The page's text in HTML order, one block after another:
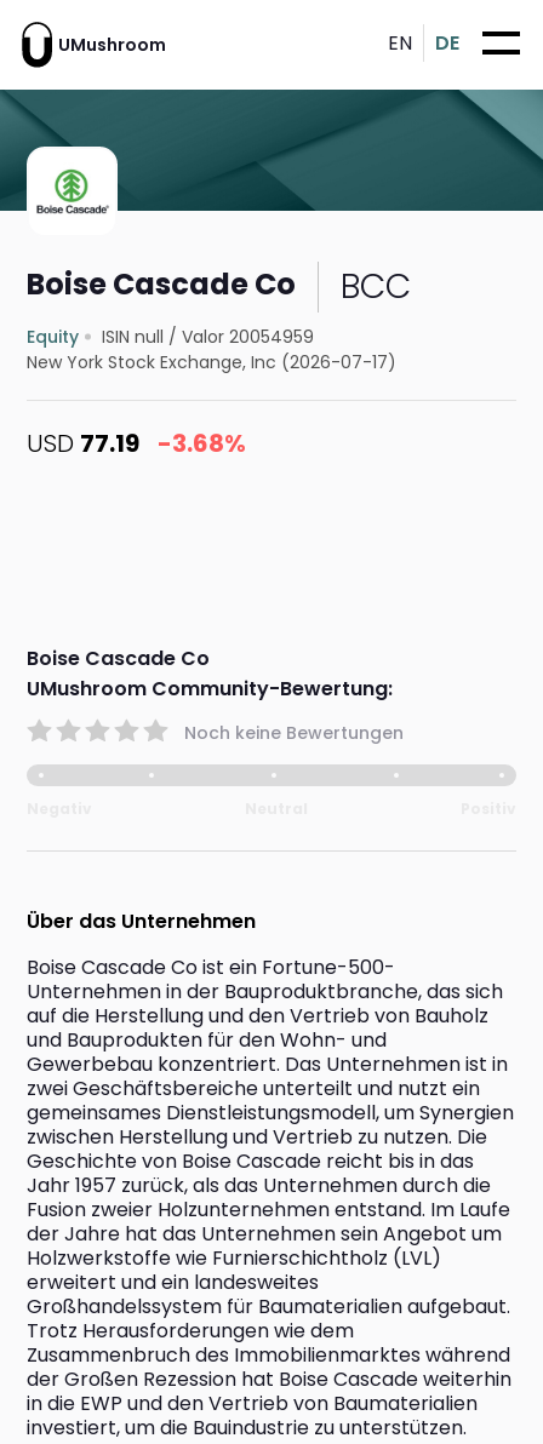
UMushroom EN DE
Boise Cascade Co BCC
Equity ISIN null /Valor 20054959
New York Stock Exchange, Inc (2026-07-17)
USD 77.19 -3.68%
Boise Cascade Co
UMushroom Community-Bewertung:
Noch keine Bewertungen
Über das Unternehmen
Boise Cascade Co ist ein Fortune-500-
Unternehmen in der Bauproduktbranche, das sich
auf die Herstellung und den Vertrieb von Bauholz
und Bauprodukten für den Wohn- und
Gewerbebau konzentriert. Das Unternehmen ist in
zwei Geschäftsbereiche unterteilt und nutzt ein
gemeinsames Dienstleistungsmodell, um Synergien
zwischen Herstellung und Vertrieb zu nutzen. Die
Geschichte von Boise Cascade reicht bis in das
Jahr 1957 zurück, als das Unternehmen durch die
Fusion zweier Holzunternehmen entstand. Im Laufe
der Jahre hat das Unternehmen sein Angebot um
Holzwerkstoffe wie Furnierschichtholz (LVL)
erweitert und ein landesweites
Großhandelssystem für Baumaterialien aufgebaut.
Trotz Herausforderungen wie dem
Zusammenbruch des Immobilienmarktes während
der Großen Rezession hat Boise Cascade weiterhin
in die EWP und den Vertrieb von Baumaterialien
investiert, um die Bauindustrie zu unterstützen.